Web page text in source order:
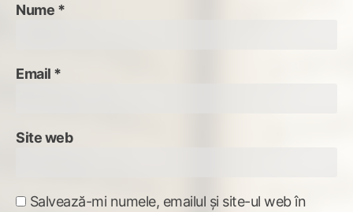
Nume *
Email *
Site web
Salvează-mi numele, emailul și site-ul web în